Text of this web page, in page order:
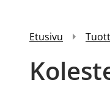
Etusivu